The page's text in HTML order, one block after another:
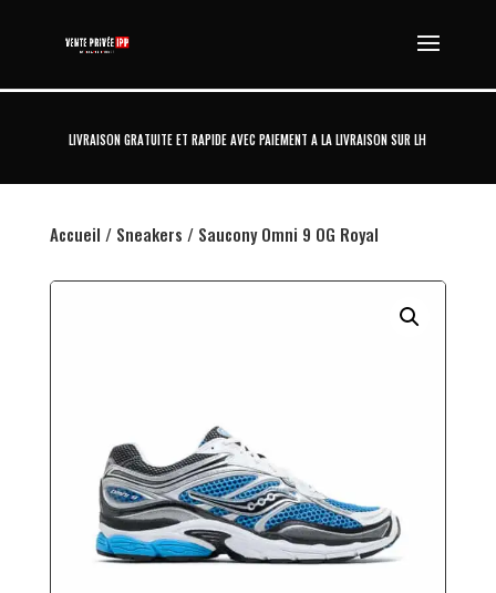
LIVRAISON GRATUITE ET RAPIDE AVEC PAIEMENT A LA LIVRAISON SUR LH
Accueil / Sneakers / Saucony Omni 9 OG Royal